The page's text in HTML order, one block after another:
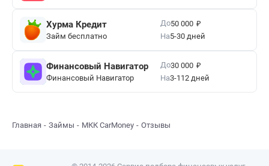
Хурма Кредит
Займ бесплатно
До50 000 ₽
На5-30 дней
Финансовый Навигатор
Финансовый Навигатор
До30 000 ₽
На3-112 дней
Главная Займы МКК CarMoney Отзывы